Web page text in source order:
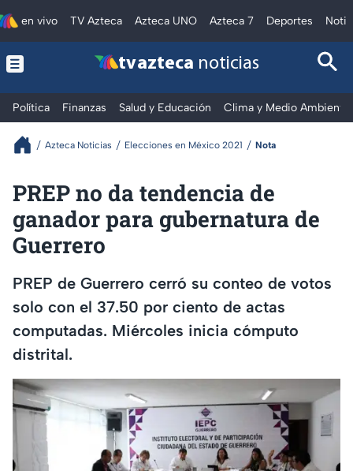
en vivo TV Azteca Azteca UNO Azteca 7 Deportes
tv azteca noticias
Política Finanzas Salud y Educación Clima y Medio Ambiente
Azteca Noticias Elecciones en México 2021 Nota
PREP no da tendencia de
ganador para gubernatura de
Guerrero
PREP de Guerrero cerró su conteo de votos
solo con el 37.50 por ciento de actas
computadas. Miércoles inicia cómputo
distrital.